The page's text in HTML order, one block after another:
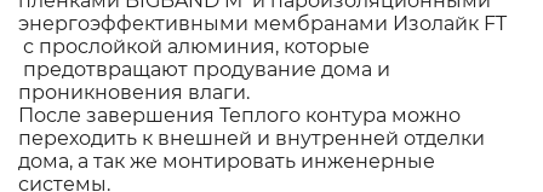
энергоэффективными мембранами Изолайк FT
с прослойкой алюминия, которые
предотвращают продувание дома и
проникновения влаги.
После завершения Теплого контура можно
переходить к внешней и внутренней отделки
дома, а так же монтировать инженерные
системы.